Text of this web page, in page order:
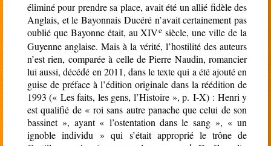
éliminé pour prendre sa place, avait été un allié fidèle des
Anglais, et le Bayonnais Ducéré n’avait certainement pas
oublié que Bayonne était, au XIVesiècle, une ville de la
Guyenne anglaise. Mais à la vérité, l’hostilité des auteurs
n’est rien, comparée à celle de Pierre Naudin, romancier
lui aussi, décédé en 2011, dans le texte qui a été ajouté en
guise de préface à l’édition originale dans la réédition de
1993 (« Les faits, les gens, l’Histoire », p. I-X) : Henri y
est qualifié de « roi sans autre panache que celui de son
bassinet », ayant « l’ostentation dans le sang », « un
ignoble individu » qui s’était approprié le trône de